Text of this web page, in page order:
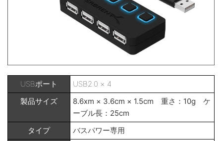
USBポート
USB2.0 × 4
製品サイズ
8.6xm × 3.6cm × 1.5cm 重さ：10g ケ
ーブル長：25cm
タイプ
バスパワー専用